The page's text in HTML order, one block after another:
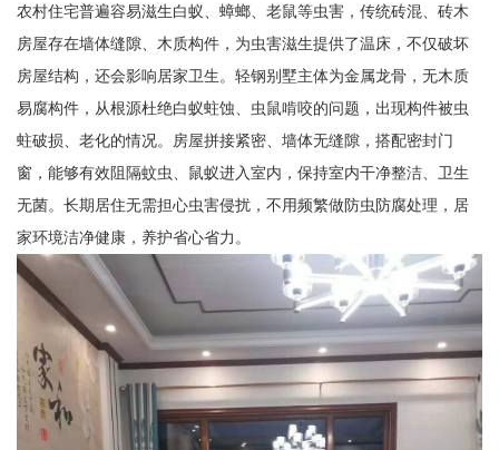
农村住宅普遍容易滋生白蚁、蟑螂、老鼠等虫害，传统砖混、砖木
房屋存在墙体缝隙、木质构件，为虫害滋生提供了温床，不仅破坏
房屋结构，还会影响居家卫生。轻钢别墅主体为金属龙骨，无木质
易腐构件，从根源杜绝白蚁蛀蚀、虫鼠啃咬的问题，出现构件被虫
蛀破损、老化的情况。房屋拼接紧密、墙体无缝隙，搭配密封门
窗，能够有效阻隔蚊虫、鼠蚁进入室内，保持室内干净整洁、卫生
无菌。长期居住无需担心虫害侵扰，不用频繁做防虫防腐处理，居
家环境洁净健康，养护省心省力。